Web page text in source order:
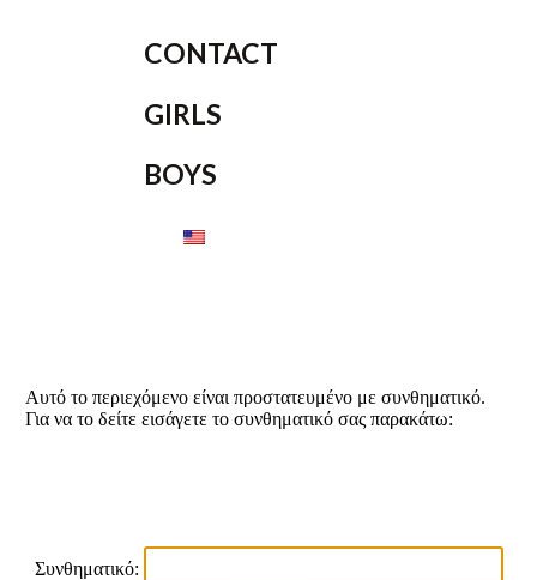
CONTACT
GIRLS
BOYS
Αυτό το περιεχόμενο είναι προστατευμένο με συνθηματικό.
Για να το δείτε εισάγετε το συνθηματικό σας παρακάτω:
Συνθηματικό: